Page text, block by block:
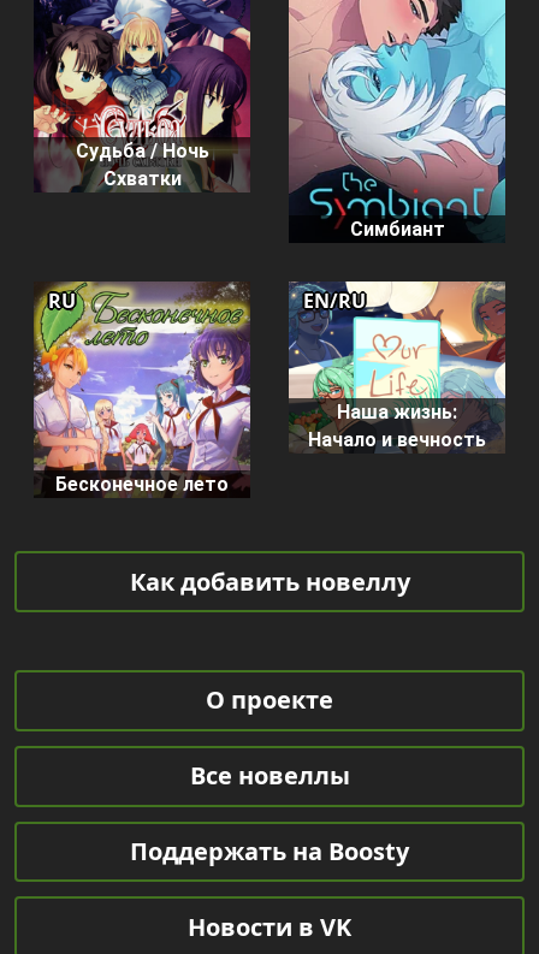
Судьба / Ночь
Схватки
Симбиант
Бесконечное лето
RU
Наша жизнь:
Начало и вечность
EN/RU
Как добавить новеллу
О проекте
Все новеллы
Поддержать на Boosty
Новости в VK